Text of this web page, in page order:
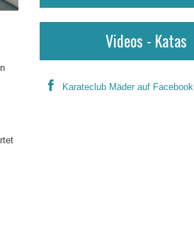
Videos - Katas
Karateclub Mäder auf Facebook